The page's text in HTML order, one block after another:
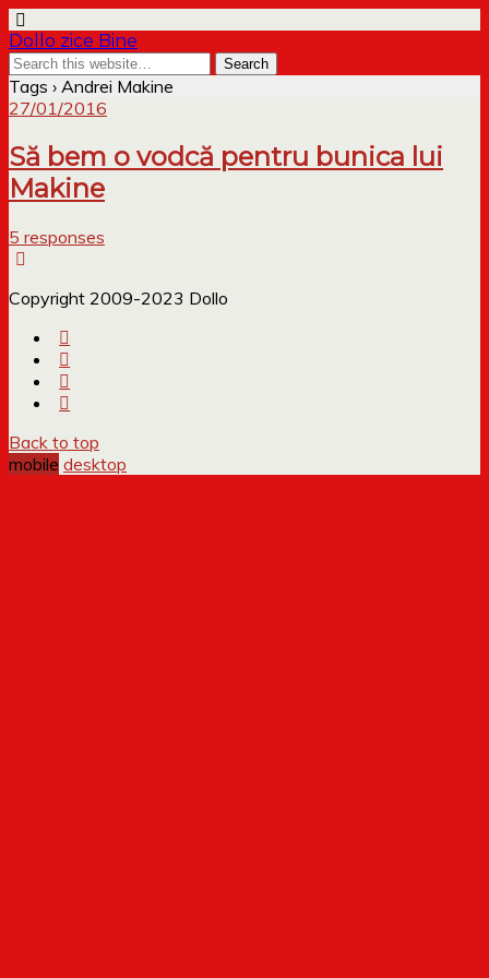
Dollo zice Bine
Tags › Andrei Makine
27/01/2016
Să bem o vodcă pentru bunica lui
Makine
5 responses
Copyright 2009-2023 Dollo
Back to top
mobile desktop